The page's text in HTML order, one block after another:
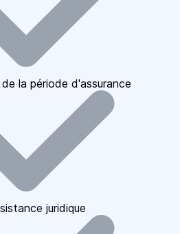
la période d'assurance
juridique